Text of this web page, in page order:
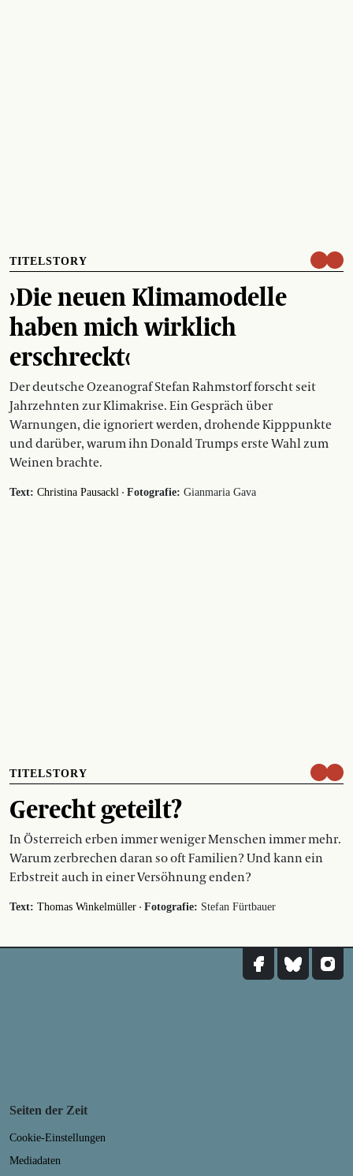
TITELSTORY
›Die neuen Klimamodelle
haben mich wirklich
erschreckt‹
Der deutsche Ozeanograf Stefan Rahmstorf forscht seit
Jahrzehnten zur Klimakrise. Ein Gespräch über
Warnungen, die ignoriert werden, drohende Kipppunkte
und darüber, warum ihn Donald Trumps erste Wahl zum
Weinen brachte.
Text: Christina Pausackl · Fotografie: Gianmaria Gava
TITELSTORY
Gerecht geteilt?
In Österreich erben immer weniger Menschen immer mehr.
Warum zerbrechen daran so oft Familien? Und kann ein
Erbstreit auch in einer Versöhnung enden?
Text: Thomas Winkelmüller · Fotografie: Stefan Fürtbauer
Seiten der Zeit
Cookie-Einstellungen
Mediadaten